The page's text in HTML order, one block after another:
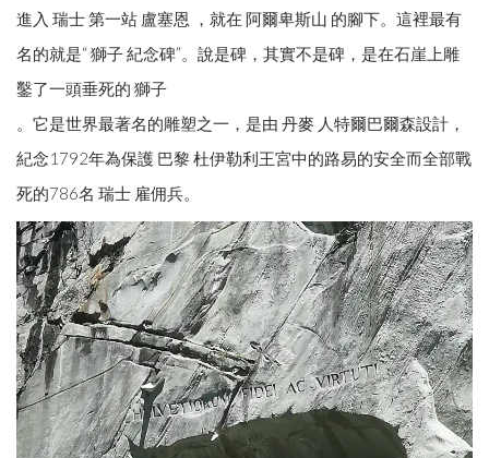
進入 瑞士 第一站 盧塞恩 ，就在 阿爾卑斯山 的腳下。這裡最有
名的就是“ 獅子 紀念碑”。說是碑，其實不是碑，是在石崖上雕
鑿了一頭垂死的 獅子
。它是世界最著名的雕塑之一，是由 丹麥 人特爾巴爾森設計，
紀念1792年為保護 巴黎 杜伊勒利王宮中的路易的安全而全部戰
死的786名 瑞士 雇佣兵。